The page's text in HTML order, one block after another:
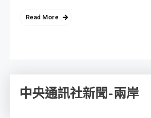
Read More
中央通訊社新聞-兩岸